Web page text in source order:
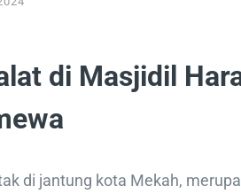
di Masjidil
di jantung kota Mekah,